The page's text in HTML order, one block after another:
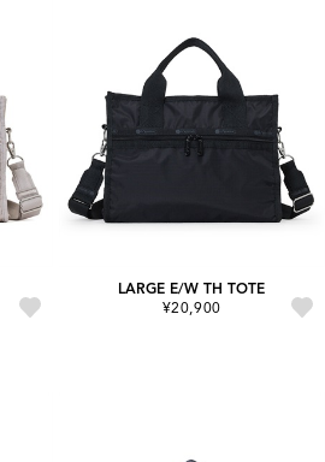
LARGE E/W TH TOTE
¥20,900